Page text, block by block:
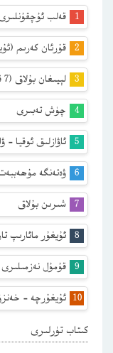
قەلب
قۇرئان كەرىم
لېيىغان بۇلاق (7 قىسىم توپلام)
چۈش تەبىرى
ئاۋازلىق ئوقيا
ۋەتەنگە
شىرىن بۇلاق
ئۇيغۇر مائارىپ
قۇمۇل
ئۇيغۇرچە –
كىتاب تۈرلىرى